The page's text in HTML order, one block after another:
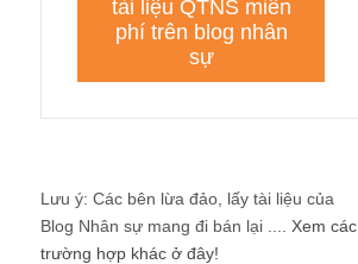
Lưu ý: Các bên lừa đảo, lấy tài liệu của
Blog Nhân sự mang đi bán lại .... Xem các
trường hợp khác ở đây!